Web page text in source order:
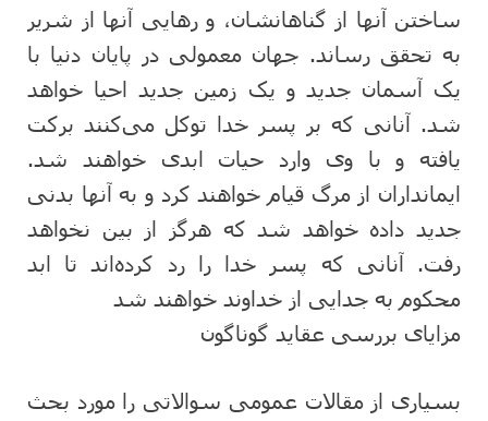
ساختن آنها از گناهانشان، و رهایی آنها از شریر
به تحقق رساند. جهان معمولی در پایان دنیا با
یک آسمان جدید و یک زمین جدید احیا خواهد
شد. آنانی که بر پسر خدا توکل می‌کنند برکت
یافته و با وی وارد حیات ابدی خواهند شد.
ایمانداران از مرگ قیام خواهند کرد و به آنها بدنی
جدید داده خواهد شد که هرگز از بین نخواهد
رفت. آنانی که پسر خدا را رد کرده‌اند تا ابد
محکوم به جدایی از خداوند خواهند شد
مزایای بررسی عقاید گوناگون
بسیاری از مقالات عمومی سوالاتی را مورد بحث